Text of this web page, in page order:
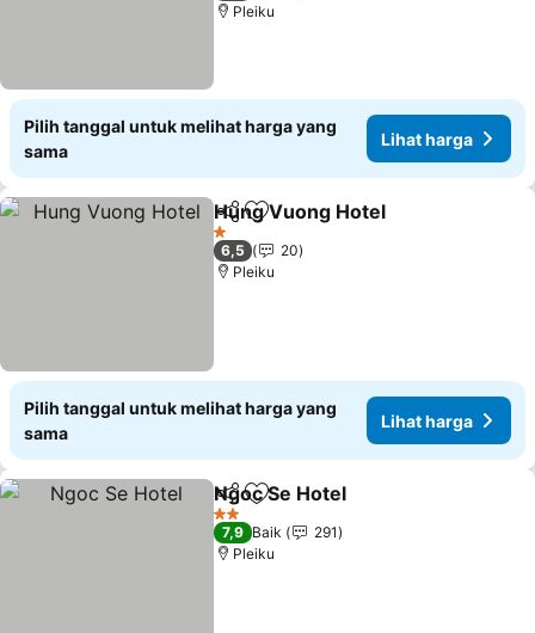
Pleiku
Pilih tanggal untuk melihat harga yang
sama
Lihat harga
BagikanTambahkan ke favorit
Hung Vuong Hotel
1 Bintang
6,5
20
Pleiku
Pilih tanggal untuk melihat harga yang
sama
Lihat harga
BagikanTambahkan ke favorit
Ngoc Se Hotel
2 Bintang
7,9 Baik
291
Pleiku